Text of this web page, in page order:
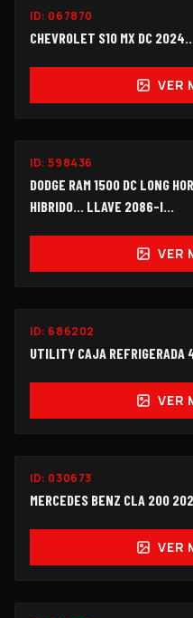
ID: 067870
CHEVROLET S10 MX DC
VER
ID: 598436
DODGE RAM 1500 DC LONG
HIBRIDO… LLAVE 2086-I...
VER
ID: 686202
UTILITY CAJA
VER
ID: 030673
MERCEDES BENZ CLA 200
VER